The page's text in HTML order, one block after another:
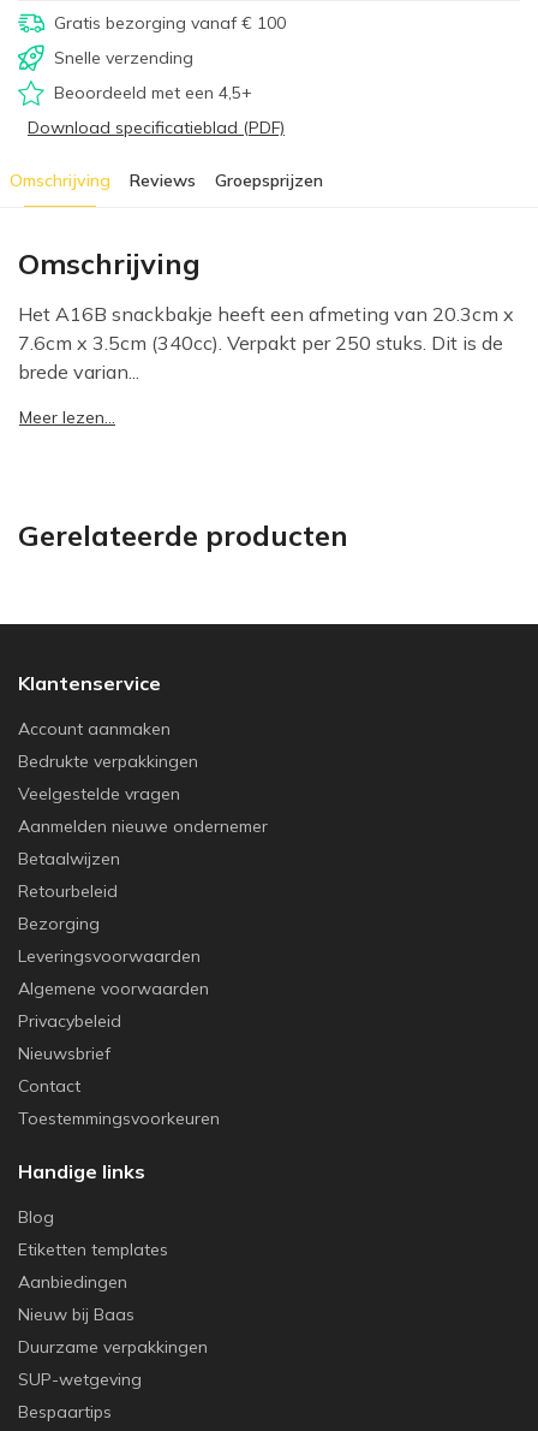
Gratis bezorging vanaf € 100
Snelle verzending
Beoordeeld met een 4,5+
Download specificatieblad (PDF)
Omschrijving Reviews Groepsprijzen
Omschrijving
Het A16B snackbakje heeft een afmeting van 20.3cm x
7.6cm x 3.5cm (340cc). Verpakt per 250 stuks. Dit is de
brede varian...
Meer lezen...
Gerelateerde producten
Klantenservice
Account aanmaken
Bedrukte verpakkingen
Veelgestelde vragen
Aanmelden nieuwe ondernemer
Betaalwijzen
Retourbeleid
Bezorging
Leveringsvoorwaarden
Algemene voorwaarden
Privacybeleid
Nieuwsbrief
Contact
Toestemmingsvoorkeuren
Handige links
Blog
Etiketten templates
Aanbiedingen
Nieuw bij Baas
Duurzame verpakkingen
SUP-wetgeving
Bespaartips